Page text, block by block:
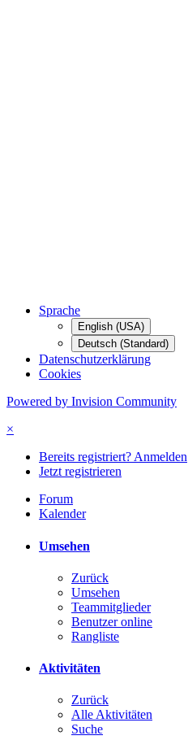
Sprache
English (USA)
Deutsch (Standard)
Datenschutzerklärung
Cookies
Powered by Invision Community
×
Bereits registriert? Anmelden
Jetzt registrieren
Forum
Kalender
Umsehen
Zurück
Umsehen
Teammitglieder
Benutzer online
Rangliste
Aktivitäten
Zurück
Alle Aktivitäten
Suche